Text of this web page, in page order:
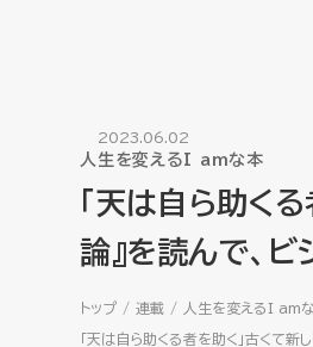
2023.06.02
人生を変えるI amな本
「天は自ら助く
論』を読んで、ビ
トップ 連載 人生を変えるI am
「天は自ら助くる者を助く」古くて新